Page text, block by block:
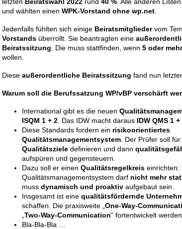
und wählten einen WPK-Vorstand ohne wp.net
Jedenfalls fühlten sich einige Beiratsmitgliedervom
Vorstands überrollt. Sie beantragten eine
Beiratssitzung . Die muss stattfinden, wenn 5 oder
wollen.
Diese außerordentliche Beiratssitzung fand nun
Warum soll die Berufssatzung WP/vBP verschärft
International gibt es die neuen
ISQM 1 + 2 . Das IDW macht daraus IDW QMS 1 +
Diese Standards fordern ein risikoorientiertes
Qualitätsmanagementsystem . Der Prüfer soll
Qualitätsziele definieren und dann
aufspüren und gegensteuern.
Dazu soll er einen Qualitätsregelkreis einrichten:
Qualitätsmanagementsystem darf nicht mehr
muss dynamisch und proaktiv aufgebaut sein.
Insgesamt ist eine qualitätsfördernde
schaffen. Die praxisweite „ One-Way-
Two-Way-Communication“ fortentwickelt werden.
Bla-Bla-Bla …